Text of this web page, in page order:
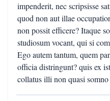
impenderit, nec scripsisse
quod non aut illae
non possit efficere? Itaque
studiosum vocant, qui si
Ego autem tantum, quem
officia distringunt? quis ex
collatus illi non quasi